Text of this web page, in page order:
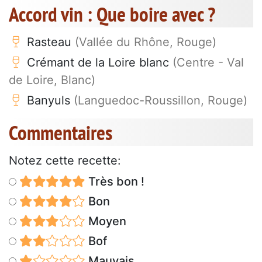
Accord vin : Que boire avec ?
Rasteau (Vallée du Rhône, Rouge)
Crémant de la Loire blanc (Centre - Val
de Loire, Blanc)
Banyuls (Languedoc-Roussillon, Rouge)
Commentaires
Notez cette recette:
Très bon !
Bon
Moyen
Bof